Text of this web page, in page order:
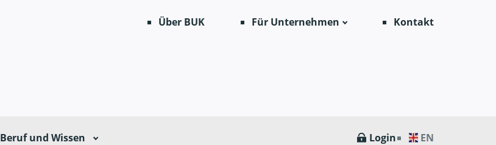
Über BUK Für Unternehmen Kontakt
Beruf und Wissen Login EN